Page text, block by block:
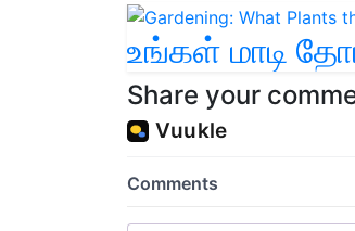
உங்கள் மாடி
Share your